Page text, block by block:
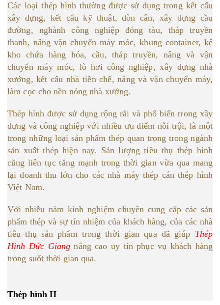
Các loại thép hình thường được sử dụng trong kết cấu
xây dựng, kết cấu kỹ thuật, đòn cân, xây dựng cầu
đường, nghành công nghiệp đóng tàu, tháp truyền
thanh, nâng vận chuyển máy móc, khung container, kệ
kho chứa hàng hóa, cầu, tháp truyền, nâng và vận
chuyển máy móc, lò hơi công nghiệp, xây dựng nhà
xưởng, kết cấu nhà tiền chế, nâng và vận chuyển máy,
làm cọc cho nền nóng nhà xưởng.
Thép hình được sử dụng rộng rãi và phổ biến trong xây
dựng và công nghiệp với nhiều ưu điểm nỗi trội, là một
trong những loại sản phẩm thép quan trọng trong ngành
sản xuất thép hiện nay. Sản lượng tiêu thụ thép hình
cũng liên tục tăng mạnh trong thời gian vừa qua mang
lại doanh thu lớn cho các nhà máy thép cán thép hình
Việt Nam.
Với nhiều năm kinh nghiệm chuyên cung cấp các sản
phẩm thép và sự tín nhiệm của khách hàng, của các nhà
tiêu thụ sản phẩm trong thời gian qua đã giúp Thép
Hình Đức Giang nâng cao uy tín phục vụ khách hàng
trong suốt thời gian qua.
Thép hình H